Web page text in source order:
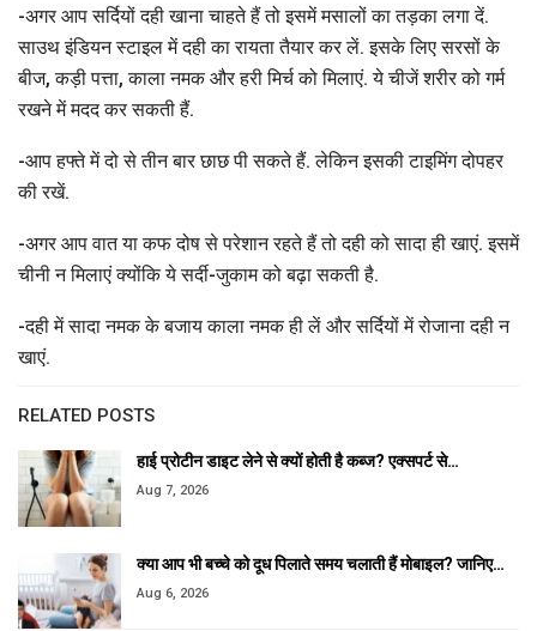
-अगर आप सर्दियों दही खाना चाहते हैं तो इसमें मसालों का तड़का लगा दें.
साउथ इंडियन स्टाइल में दही का रायता तैयार कर लें. इसके लिए सरसों के
बीज, कड़ी पत्ता, काला नमक और हरी मिर्च को मिलाएं. ये चीजें शरीर को गर्म
रखने में मदद कर सकती हैं.
-आप हफ्ते में दो से तीन बार छाछ पी सकते हैं. लेकिन इसकी टाइमिंग दोपहर
की रखें.
-अगर आप वात या कफ दोष से परेशान रहते हैं तो दही को सादा ही खाएं. इसमें
चीनी न मिलाएं क्योंकि ये सर्दी-जुकाम को बढ़ा सकती है.
-दही में सादा नमक के बजाय काला नमक ही लें और सर्दियों में रोजाना दही न
खाएं.
RELATED POSTS
हाई प्रोटीन डाइट लेने से क्यों होती है कब्ज? एक्सपर्ट से…
Aug 7, 2026
क्या आप भी बच्चे को दूध पिलाते समय चलाती हैं मोबाइल? जानिए…
Aug 6, 2026